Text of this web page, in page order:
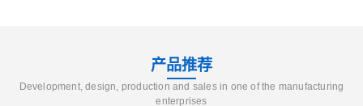
产品推荐
Development, design, production and sales in one of the manufacturing
enterprises